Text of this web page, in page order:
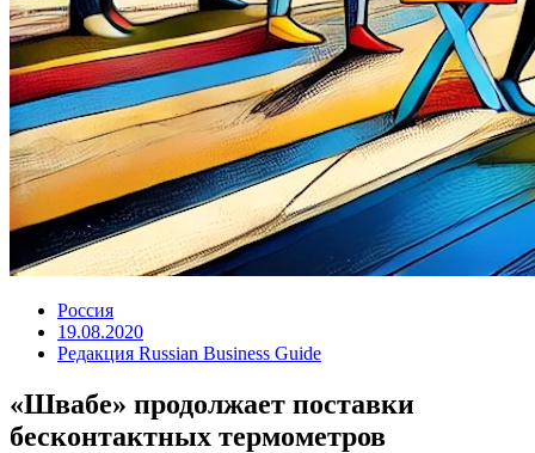
Россия
19.08.2020
Редакция Russian Business Guide
«Швабе» продолжает поставки
бесконтактных термометров